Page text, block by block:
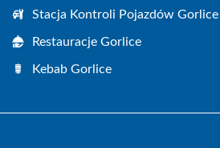
Stacja Kontroli Pojazdów Gorlice
Restauracje Gorlice
Kebab Gorlice